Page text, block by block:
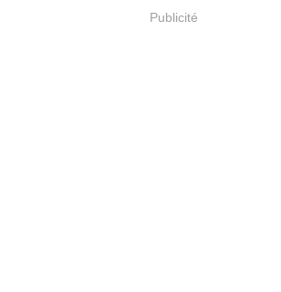
Publicité